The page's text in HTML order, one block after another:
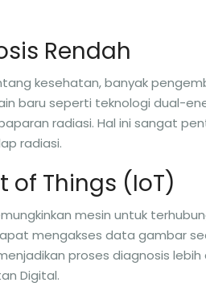
Rendah
kesehatan, banyak
baru seperti teknologi dual-
radiasi. Hal ini sangat
radiasi.
of Things (IoT)
mesin untuk
mengakses data gambar
proses diagnosis
Digital.